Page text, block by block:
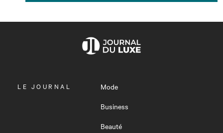
OUVRIR
LE JOURNAL
Mode
Business
Beauté